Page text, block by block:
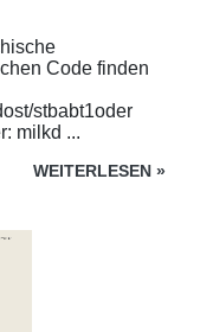
Code finden
stbabt1oder
milkd ...
WEITERLESEN »